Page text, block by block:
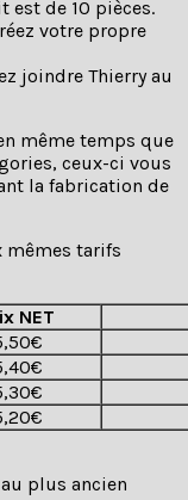
de 10 pièces.
votre propre
joindre Thierry au
même temps que
ceux-ci vous
la fabrication de
mêmes tarifs
NET
plus ancien